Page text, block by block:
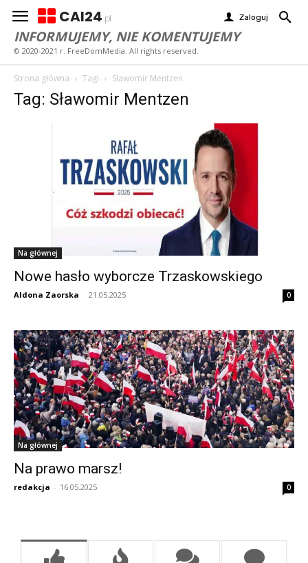
CAI24 pl Zaloguj
INFORMUJEMY, NIE KOMENTUJEMY
© 2020-2021 r. FreeDomMedia. All rights reserved.
Strona główna Tagi Sławomir Mentzen
Tag: Sławomir Mentzen
Na głównej
Nowe hasło wyborcze Trzaskowskiego
Aldona Zaorska - 21.05.2025 0
Na głównej
Na prawo marsz!
redakcja - 16.05.2025 0